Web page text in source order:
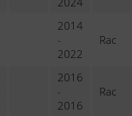
2014
-
2022
Rac
2016
-
2016
Rac